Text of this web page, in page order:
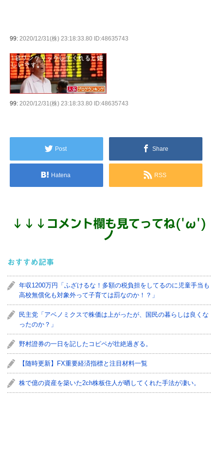
99: 2020/12/31(株) 23:18:33.80 ID:48635743
99: 2020/12/31(株) 23:18:33.80 ID:48635743
Post Share
Hatena RSS
↓ ↓ ↓ コメント欄も見てってね('ω')
ノ
おすすめ記事
年収1200万円「ふざけるな！多額の税負担をしてるのに児童手当も
高校無償化も対象外って子育ては罰なのか！？」
民主党「アベノミクスで株価は上がったが、国民の暮らしは良くな
ったのか？」
野村證券の一日を記したコピペが壮絶過ぎる。
【随時更新】FX重要経済指標と注目材料一覧
株で億の資産を築いた2ch株板住人が晒してくれた手法が凄い。